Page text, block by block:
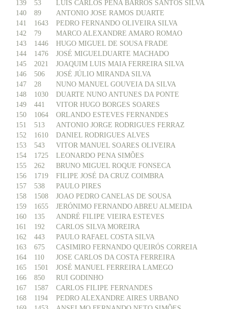
139
53
LUIS CARLOS PENA BARROS SANTOS SILVA
140
89
ANTONIO JOSE RAMOS DUARTE
141
1643
PEDRO FERNANDO OLIVEIRA SILVA
142
79
MARCO ALEXANDRE AMARO ROMAO
143
1446
HUGO MIGUEL DE SOUSA FRADE
144
1476
JOSÉ MIGUELDUARTE MACHADO
145
2021
JOAQUIM LUIS MAIA FERREIRA SILVA
146
506
JOSÉ JÚLIO MIRANDA SILVA
147
28
NUNO MANUEL GOUVEIA DA SILVA
148
1030
DUARTE NUNO ANTUNES DA PONTE
149
441
VITOR HUGO BORGES SOARES
150
1064
ORLANDO ESTEVES FERNANDES
151
513
ANTONIO JORGE RODRIGUES FERRAZ
152
1610
DANIEL RODRIGUES ALVES
153
543
VITOR MANUEL SOARES OLIVEIRA
154
1725
LEONARDO PENA SIMÕES
155
262
BRUNO MIGUEL ROQUE FONSECA
156
1719
FILIPE JOSÉ DA CRUZ COIMBRA
157
538
PAULO PIRES
158
1508
JOAO PEDRO CANELAS DE SOUSA
159
1655
JERÓNIMO FERNANDO ABREU ALMEIDA
160
135
ANDRÉ FILIPE VIEIRA ESTEVES
161
192
CARLOS SILVA MOREIRA
162
443
PAULO RAFAEL COSTA SILVA
163
675
CASIMIRO FERNANDO QUEIRÓS CORREIA
164
110
JOSE CARLOS DA COSTA FERREIRA
165
1501
JOSÉ MANUEL FERREIRA LAMEGO
166
850
RUI GODINHO
167
1587
CARLOS FILIPE FERNANDES
168
1194
PEDRO ALEXANDRE AIRES URBANO